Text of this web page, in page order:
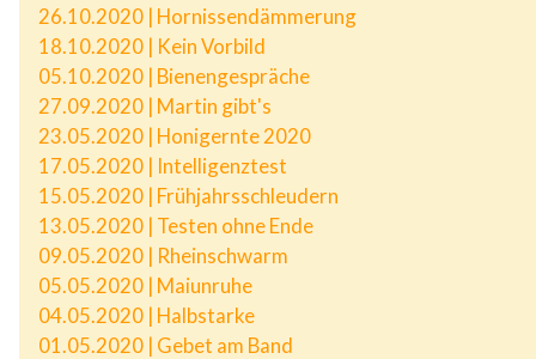
26.10.2020 | Hornissendämmerung
18.10.2020 | Kein Vorbild
05.10.2020 | Bienengespräche
27.09.2020 | Martin gibt's
23.05.2020 | Honigernte 2020
17.05.2020 | Intelligenztest
15.05.2020 | Frühjahrsschleudern
13.05.2020 | Testen ohne Ende
09.05.2020 | Rheinschwarm
05.05.2020 | Maiunruhe
04.05.2020 | Halbstarke
01.05.2020 | Gebet am Band